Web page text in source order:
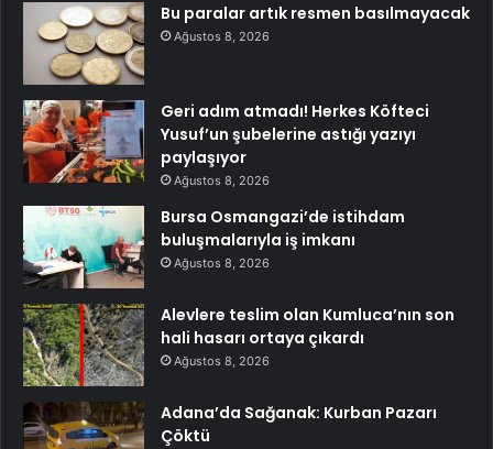
Bu paralar artık resmen basılmayacak
Ağustos 8, 2026
Geri adım atmadı! Herkes Köfteci
Yusuf’un şubelerine astığı yazıyı
paylaşıyor
Ağustos 8, 2026
Bursa Osmangazi’de istihdam
buluşmalarıyla iş imkanı
Ağustos 8, 2026
Alevlere teslim olan Kumluca’nın son
hali hasarı ortaya çıkardı
Ağustos 8, 2026
Adana’da Sağanak: Kurban Pazarı
Çöktü